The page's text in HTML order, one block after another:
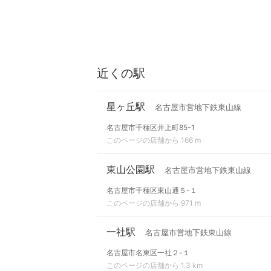
近くの駅
星ヶ丘駅 名古屋市営地下鉄東山線
名古屋市千種区井上町85-1
このページの店舗から 166 m
東山公園駅 名古屋市営地下鉄東山線
名古屋市千種区東山通５-１
このページの店舗から 971 m
一社駅 名古屋市営地下鉄東山線
名古屋市名東区一社２-１
このページの店舗から 1.3 km